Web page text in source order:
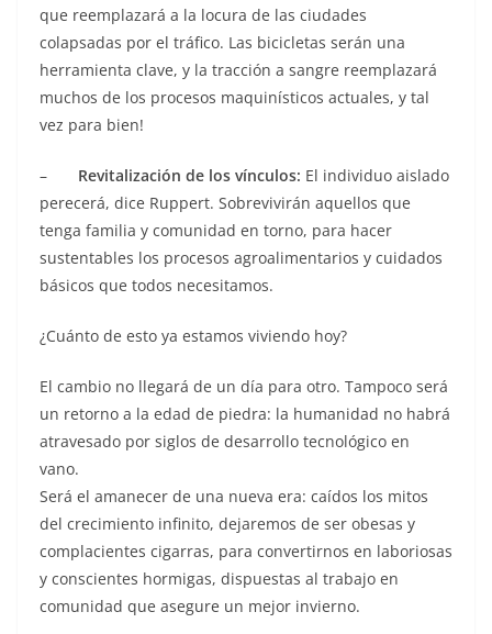
que reemplazará a la locura de las ciudades
colapsadas por el tráfico. Las bicicletas serán una
herramienta clave, y la tracción a sangre reemplazará
muchos de los procesos maquinísticos actuales, y tal
vez para bien!
– Revitalización de los vínculos: El individuo aislado
perecerá, dice Ruppert. Sobrevivirán aquellos que
tenga familia y comunidad en torno, para hacer
sustentables los procesos agroalimentarios y cuidados
básicos que todos necesitamos.
¿Cuánto de esto ya estamos viviendo hoy?
El cambio no llegará de un día para otro. Tampoco será
un retorno a la edad de piedra: la humanidad no habrá
atravesado por siglos de desarrollo tecnológico en
vano.
Será el amanecer de una nueva era: caídos los mitos
del crecimiento infinito, dejaremos de ser obesas y
complacientes cigarras, para convertirnos en laboriosas
y conscientes hormigas, dispuestas al trabajo en
comunidad que asegure un mejor invierno.